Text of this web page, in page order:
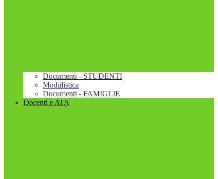
Documenti - STUDENTI
Modulistica
Documenti - FAMIGLIE
Docenti e ATA